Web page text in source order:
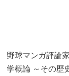
野球マンガ評論
学概論 ～その歴